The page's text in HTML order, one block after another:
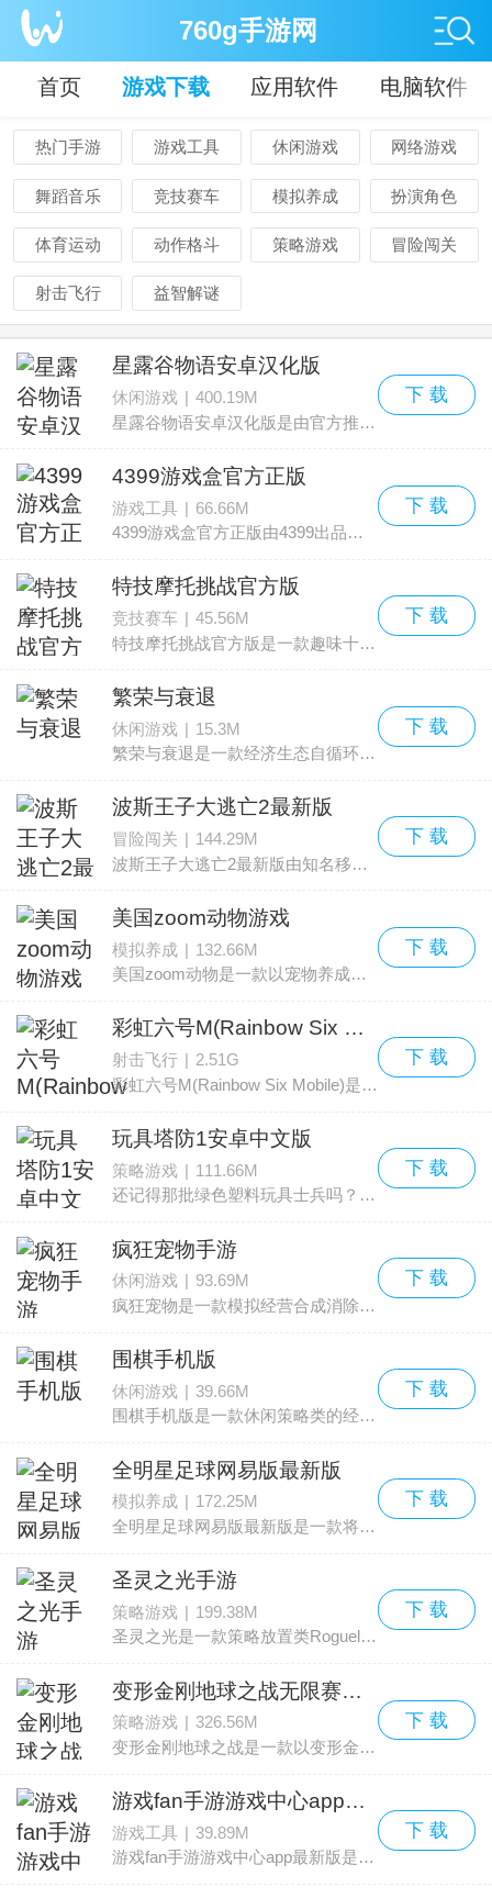
760g手游网
首页 游戏下载 应用软件 电脑软件
热门手游 游戏工具 休闲游戏 网络游戏
舞蹈音乐 竞技赛车 模拟养成 扮演角色
体育运动 动作格斗 策略游戏 冒险闯关
射击飞行 益智解谜
星露谷物语安卓汉化版
休闲游戏 | 400.19M
星露谷物语安卓汉化版是由官方推出的中文版本，玩家可以用简体中文自在游玩。剧情围绕玩家扮演的主角展开，主角继承了爷爷留在星露谷的一座破旧农场，带着一些旧工具和少量硬币开
下 载
4399游戏盒官方正版
游戏工具 | 66.66M
4399游戏盒官方正版由4399出品，是一款集合海内外热门手游的聚合应用，覆盖沙盒、竞技、MOBA、射击等多种类型，提供一键下载安装与版本更新服务。平台整合游戏测评、攻略、资讯、
下 载
特技摩托挑战官方版
竞技赛车 | 45.56M
特技摩托挑战官方版是一款趣味十足的摩托赛车竞速类手游。在游戏里，玩家将扮演一名特技车手，操控摩托通过一系列充满紧张感的关卡。部分关卡设置偏简单，而有些难度很高，无论难易
下 载
繁荣与衰退
休闲游戏 | 15.3M
繁荣与衰退是一款经济生态自循环的开放世界，力求还原真实商业运行的逻辑。还原真实商业逻辑是什么意思？真实市场中，商品种类会随着市场规模和经济发展水平改变，价格则会受到政策
下 载
波斯王子大逃亡2最新版
冒险闯关 | 144.29M
波斯王子大逃亡2最新版由知名移动工作室Ketchapp打造，是一款内容丰富、玩法多样的动作跑酷手游，属于该系列的第二部作品。延续前作那种带有欧美风格的卡通沙画美术，画面依旧非
下 载
美国zoom动物游戏
模拟养成 | 132.66M
美国zoom动物是一款以宠物养成为核心玩法的休闲模拟游戏，画面精致且尽量还原真实质感。玩家将探索不同场景，收养心仪的动物，并从动物视角去体验这个全新世界。通过细心照料，各类
下 载
彩虹六号M(Rainbow Six Mobile)
射击飞行 | 2.51G
彩虹六号M(Rainbow Six Mobile)是一款5v5第一人称多人战术竞技射击游戏，在经典攻防对抗的模式中与其他玩家较量。你可以选择作为进攻方或是防守方，在紧张节奏的 5v5 对局中展
下 载
玩具塔防1安卓中文版
策略游戏 | 111.66M
还记得那批绿色塑料玩具士兵吗？对许多80后男生来说，那些小兵是童年回忆的一部分。无数个下午，你可能在想象的战场上把这些小兵摆成阵型，模拟一次又一次紧张刺激的交火场面。现在
下 载
疯狂宠物手游
休闲游戏 | 93.69M
疯狂宠物是一款模拟经营合成消除类手游，围绕猫咪与建造展开，带来轻松治愈的游戏氛围。游戏内拥有丰富多样的建筑设施，玩家可以打造一个集吃、喝、玩、乐为一体的猫咪帝国。玩法
下 载
围棋手机版
休闲游戏 | 39.66M
围棋手机版是一款休闲策略类的经典棋类应用，把传统桌面棋盘搬到手机上，玩家能够随时随地开局，对弈并体验围棋的深度与乐趣。应用提供10档难度，棋盘支持9x9、13x13与19x19三种规
下 载
全明星足球网易版最新版
模拟养成 | 172.25M
全明星足球网易版最新版是一款将体育精神与收集养成玩法结合的卡牌放置类手游。看到“体育、卡牌、放置”这三者并列，很多玩家会想知道它们是如何交织在一起的。下面来逐一说
下 载
圣灵之光手游
策略游戏 | 199.38M
圣灵之光是一款策略放置类Roguelike冒险手游。玩家进入世界后将扮演一名勇士，负责组建队伍，与各式怪物和敌人交战，踏上一段充满挑战与奇遇的旅程，逐步揭开藏在世界背后的真相。
下 载
变形金刚地球之战无限赛博坦币版
策略游戏
326.56M
变形金刚地球之战是一款以变形金刚IP为核心的策略塔防对战类手游，采用3D建模营造浓厚的科幻战场氛围，收录了百余名经典角色。玩家可在汽车人与霸天虎两大阵营中做出选择，并通过
下 载
游戏fan手游游戏中心app最新版
游戏工具 | 39.89M
游戏fan手游游戏中心app最新版是一款为手游玩家打造的游戏中心软件，原名BUFF手游。平台整合了九游、百度、360、联想等多家知名渠道的优质资源，并在BUFF的基础上完成了升级。
下 载